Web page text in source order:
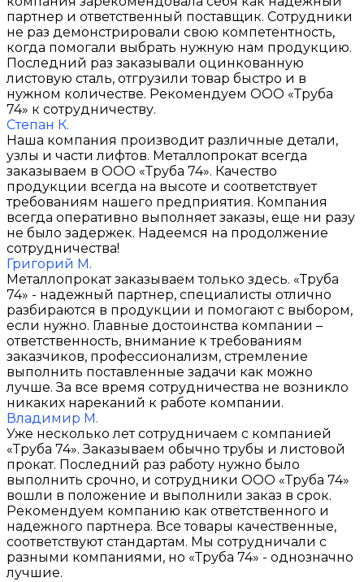
партнер и ответственный поставщик. Сотрудники
не раз демонстрировали свою компетентность,
когда помогали выбрать нужную нам продукцию.
Последний раз заказывали оцинкованную
листовую сталь, отгрузили товар быстро и в
нужном количестве. Рекомендуем ООО «Труба
74» к сотрудничеству.
Степан К.
Наша компания производит различные детали,
узлы и части лифтов. Металлопрокат всегда
заказываем в ООО «Труба 74». Качество
продукции всегда на высоте и соответствует
требованиям нашего предприятия. Компания
всегда оперативно выполняет заказы, еще ни разу
не было задержек. Надеемся на продолжение
сотрудничества!
Григорий М.
Металлопрокат заказываем только здесь. «Труба
74» - надежный партнер, специалисты отлично
разбираются в продукции и помогают с выбором,
если нужно. Главные достоинства компании –
ответственность, внимание к требованиям
заказчиков, профессионализм, стремление
выполнить поставленные задачи как можно
лучше. За все время сотрудничества не возникло
никаких нареканий к работе компании.
Владимир М.
Уже несколько лет сотрудничаем с компанией
«Труба 74». Заказываем обычно трубы и листовой
прокат. Последний раз работу нужно было
выполнить срочно, и сотрудники ООО «Труба 74»
вошли в положение и выполнили заказ в срок.
Рекомендуем компанию как ответственного и
надежного партнера. Все товары качественные,
соответствуют стандартам. Мы сотрудничали с
разными компаниями, но «Труба 74» - однозначно
лучшие.